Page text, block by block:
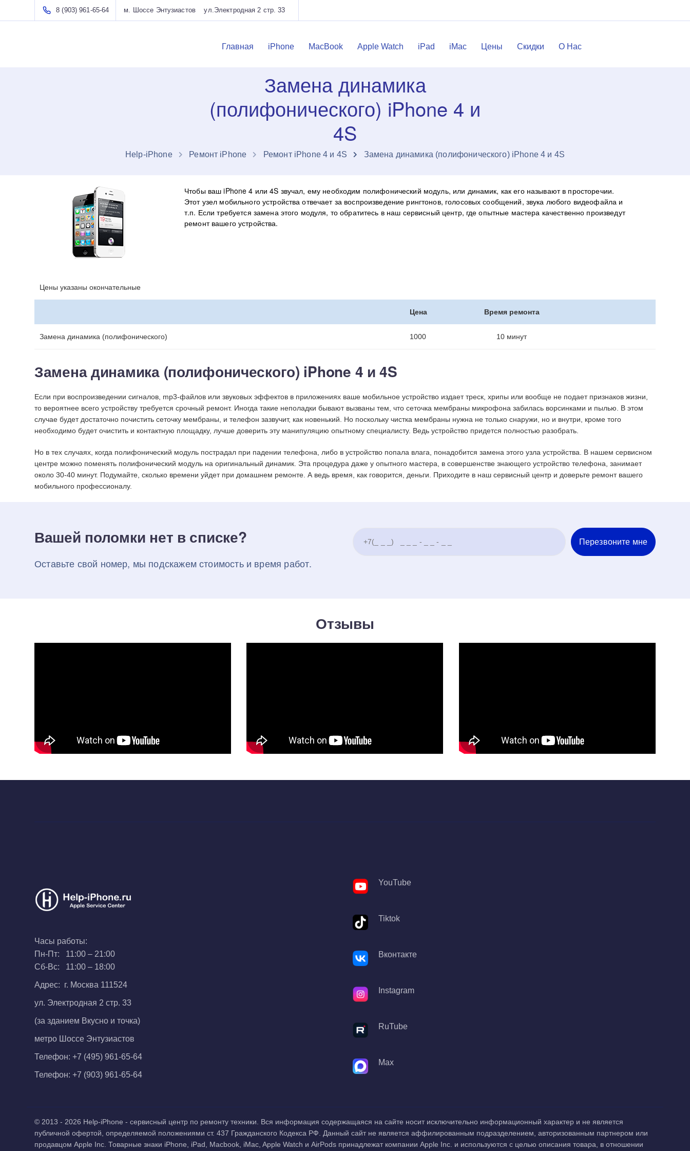
8 (903) 961-65-64 м. Шоссе Энтузиастов ул.Электродная 2 стр. 33
Главная iPhone MacBook Apple Watch iPad iMac Цены Скидки О Нас
Замена динамика
(полифонического) iPhone 4 и
4S
Нelp-iPhone Ремонт iPhone Ремонт iPhone 4 и 4S Замена динамика (полифонического) iPhone 4 и 4S
Чтобы ваш iPhone 4 или 4S звучал, ему необходим полифонический модуль, или динамик, как его называют в просторечии.
Этот узел мобильного устройства отвечает за воспроизведение рингтонов, голосовых сообщений, звука любого видеофайла и
т.п. Если требуется замена этого модуля, то обратитесь в наш сервисный центр, где опытные мастера качественно произведут
ремонт вашего устройства.
Цены указаны окончательные
Цена Время ремонта
Замена динамика (полифонического) 1000 10 минут
Замена динамика (полифонического) iPhone 4 и 4S
Если при воспроизведении сигналов, mp3-файлов или звуковых эффектов в приложениях ваше мобильное устройство издает треск, хрипы или вообще не подает признаков жизни,
то вероятнее всего устройству требуется срочный ремонт. Иногда такие неполадки бывают вызваны тем, что сеточка мембраны микрофона забилась ворсинками и пылью. В этом
случае будет достаточно почистить сеточку мембраны, и телефон зазвучит, как новенький. Но поскольку чистка мембраны нужна не только снаружи, но и внутри, кроме того
необходимо будет очистить и контактную площадку, лучше доверить эту манипуляцию опытному специалисту. Ведь устройство придется полностью разобрать.
Но в тех случаях, когда полифонический модуль пострадал при падении телефона, либо в устройство попала влага, понадобится замена этого узла устройства. В нашем сервисном
центре можно поменять полифонический модуль на оригинальный динамик. Эта процедура даже у опытного мастера, в совершенстве знающего устройство телефона, занимает
около 30-40 минут. Подумайте, сколько времени уйдет при домашнем ремонте. А ведь время, как говорится, деньги. Приходите в наш сервисный центр и доверьте ремонт вашего
мобильного профессионалу.
Вашей поломки нет в списке?
Оставьте свой номер, мы подскажем стоимость и время работ.
Отзывы
Часы работы:
Пн-Пт: 11:00 – 21:00
Сб-Вс: 11:00 – 18:00
Адрес: г. Москва 111524
ул. Электродная 2 стр. 33
(за зданием Вкусно и точка)
метро Шоссе Энтузиастов
Телефон: +7 (495) 961-65-64
Телефон: +7 (903) 961-65-64
YouTube
Tiktok
Вконтакте
Instagram
RuTube
Max
© 2013 - 2026 Help-iPhone - сервисный центр по ремонту техники. Вся информация содержащаяся на сайте носит исключительно информационный характер и не является
публичной офертой, определяемой положениями ст. 437 Гражданского Кодекса РФ. Данный сайт не является аффилированным подразделением, авторизованным партнером или
продавцом Apple Inc. Товарные знаки iPhone, iPad, Macbook, iMac, Apple Watch и AirPods принадлежат компании Apple Inc. и используются с целью описания товара, в отношении